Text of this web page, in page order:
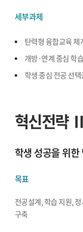
세부과제
탄력형 융합교육 체
개방·연계 중심 학
학생 중심 전공 선
혁신전략 Ⅱ
학생 성공을 위
목표
전공설계, 학습 지원,
구축